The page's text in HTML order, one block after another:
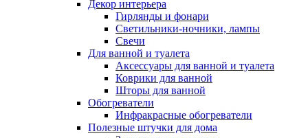
Декор интерьера
Гирлянды и фонари
Светильники-ночники, лампы
Свечи
Для ванной и туалета
Аксессуары для ванной и туалета
Коврики для ванной
Шторы для ванной
Обогреватели
Инфракрасные обогреватели
Полезные штучки для дома